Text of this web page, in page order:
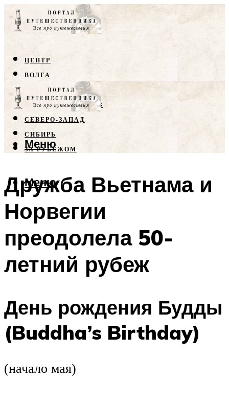
ЦЕНТР
ВОЛГА
КРЫМ
СЕВЕРНЫЙ КАВКАЗ
СЕВЕРО-ЗАПАД
СИБИРЬ
ЗА РУБЕЖОМ
Меню
Меню
Дружба Вьетнама и
Норвегии
преодолела 50-
летний рубеж
День рождения Будды
(Buddha’s Birthday)
(начало мая)